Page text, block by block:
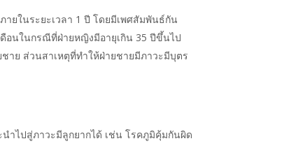
ยในระยะเวลา 1 ปี โดยมีเพศสัมพันธ์กัน
ดือนในกรณีที่ฝ่ายหญิงมีอายุเกิน 35 ปีขึ้นไป
าย ส่วนสาเหตุที่ทำให้ฝ่ายชายมีภาวะมีบุตร
ำไปสู่ภาวะมีลูกยากได้ เช่น โรคภูมิคุ้มกันผิด